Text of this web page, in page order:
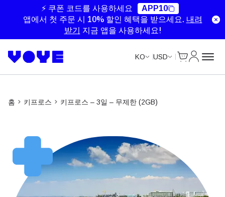
⚡ 쿠폰 코드를 사용하세요
APP10
앱에서 첫 주문 시 10% 할인 혜택을 받으세요. 내려
받기
지금 앱을 사용하세요!
KO USD
홈 키프로스 키프로스 – 3일 – 무제한 (2GB)
Unlimited Data
Unlimited Data
Unlimited Data